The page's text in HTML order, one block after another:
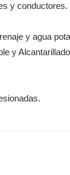
y conductores.
y agua
y